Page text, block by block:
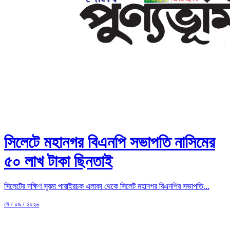
সিলেটে মহানগর বিএনপি সভাপতি নাসিমের
৫০ লাখ টাকা ছিনতাই
সিলেটের দক্ষিণ সুরমা পারাইরচক এলাকা থেকে সিলেট মহানগর বিএনপির সভাপতি...
মে / ০৯ / ২০২৬